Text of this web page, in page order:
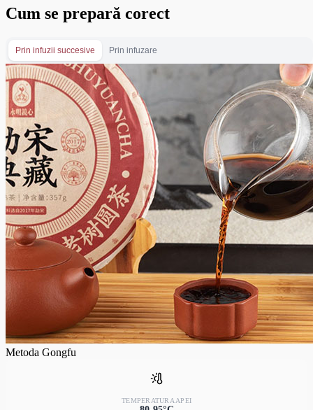
Cum se prepară corect
Prin infuzii succesive Prin infuzare
Metoda Gongfu
TEMPERATURA APEI